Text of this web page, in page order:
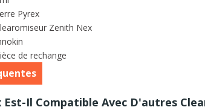
Pyrex
Zenith Nex
de rechange
Est-Il Compatible Avec D'autres